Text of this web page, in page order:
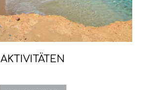
AKTIVITÄTEN